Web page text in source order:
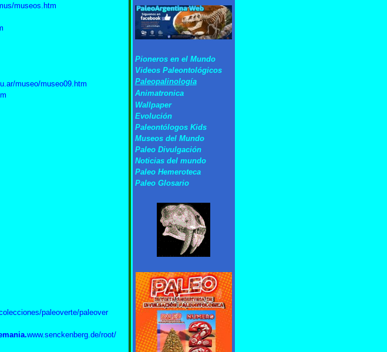
museos.htm
museo/museo09.htm
paleoverte/paleover
www.senckenberg.de/root/
Pioneros en el Mundo
Videos Paleontológicos
Paleopalinología
Animatronica
Wallpaper
Evolución
Paleontólogos Kids
Museos del Mundo
Paleo Divulgación
Noticias del mundo
Paleo Hemeroteca
Paleo Glosario